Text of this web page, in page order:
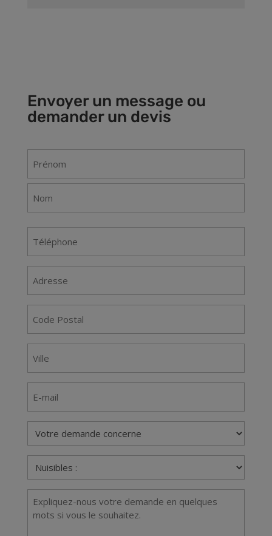
Envoyer un message ou
demander un devis
(Nécessaire)
Prénom
(Nécessaire)
Postal
(Nécessaire)
mail
demande
concerne
(Nécessaire)
Nuisibles
Message
(Nécessaire)